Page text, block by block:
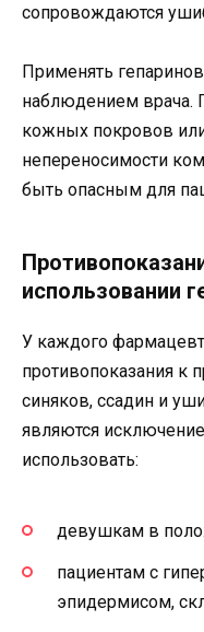
сопровождаются
Применять
наблюдением врача.
кожных покровов
непереносимости
быть опасным для
использовании
У каждого
противопоказания к
синяков, ссадин и
являются
использовать:
девушкам в
пациентам с
эпидермисом,